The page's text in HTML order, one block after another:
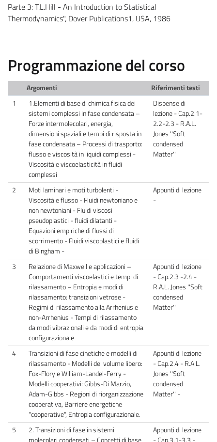
Parte 3: T.L.Hill - An Introduction to Statistical
Thermodynamics", Dover Publications1, USA, 1986
Programmazione del corso
Argomenti
Riferimenti testi
1
1.Elementi di base di chimica fisica dei
sistemi complessi in fase condensata –
Forze intermolecolari, energia,
dimensioni spaziali e tempi di risposta in
fase condensata – Processi di trasporto:
flusso e viscosità in liquidi complessi -
Viscosità e viscoelasticità in fluidi
complessi
Dispense di
lezione - Cap.2.1-
2.2-2.3 - R.A.L.
Jones ''Soft
condensed
Matter''
2
Moti laminari e moti turbolenti -
Viscosità e flusso - Fluidi newtoniano e
non newtoniani - Fluidi viscosi
pseudoplastici - fluidi dilatanti -
Equazioni empiriche di flussi di
scorrimento - Fluidi viscoplastici e fluidi
di Bingham -
Appunti di lezione
-
3
Relazione di Maxwell e applicazioni –
Comportamenti viscoelastici e tempi di
rilassamento – Entropia e modi di
rilassamento: transizioni vetrose -
Regimi di rilassamento alla Arrhenius e
non-Arrhenius - Tempi di rilassamento
da modi vibrazionali e da modi di entropia
configurazionale
Appunti di lezione
- Cap.2.3 -2.4 -
R.A.L. Jones ''Soft
condensed
Matter''
4
Transizioni di fase cinetiche e modelli di
rilassamento - Modelli del volume libero:
Fox-Flory e William-Landel-Ferry -
Modelli cooperativi: Gibbs-Di Marzio,
Adam-Gibbs - Regioni di riorganizzazione
cooperativa, Barriere energetiche
"cooperative", Entropia configurazionale.
Appunti di lezione
- Cap.2.4 - R.A.L.
Jones ''Soft
condensed
Matter'' -
5
2. Transizioni di fase in sistemi
Appunti di lezione